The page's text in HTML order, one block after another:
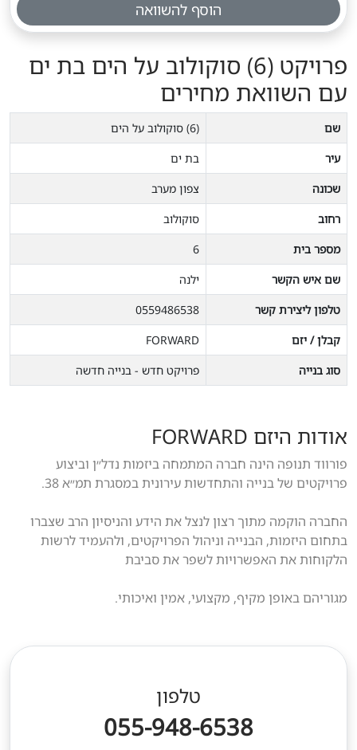
הוסף להשוואה
פרויקט (6) סוקולוב על הים בת ים
עם השוואת מחירים
שם
(6) סוקולוב על הים
עיר
בת ים
שכונה
צפון מערב
רחוב
סוקולוב
מספר בית
6
שם איש הקשר
ילנה
טלפון ליצירת קשר
0559486538
קבלן / יזם
FORWARD
סוג בנייה
פרויקט חדש - בנייה חדשה
אודות היזם FORWARD
פורווד תנופה הינה חברה המתמחה ביזמות נדל״ן וביצוע
פרויקטים של בנייה והתחדשות עירונית במסגרת תמ״א 38.
החברה הוקמה מתוך רצון לנצל את הידע והניסיון הרב שצברו
בתחום היזמות, הבנייה וניהול הפרויקטים, ולהעמיד לרשות
הלקוחות את האפשרויות לשפר את סביבת
מגוריהם באופן מקיף, מקצועי, אמין ואיכותי.
טלפון
055-948-6538